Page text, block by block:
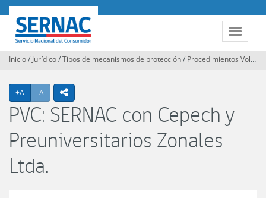
Contenido
principal
Toggle
SERNAC
Inicio/ Jurídico/Tipos de mecanismos de protección/ Procedimientos Voluntarios Colectivos
+A Agrandar texto
-A Achicar textoicono compartir
PVC: SERNAC con Cepech y
Preuniversitarios Zonales
Ltda.